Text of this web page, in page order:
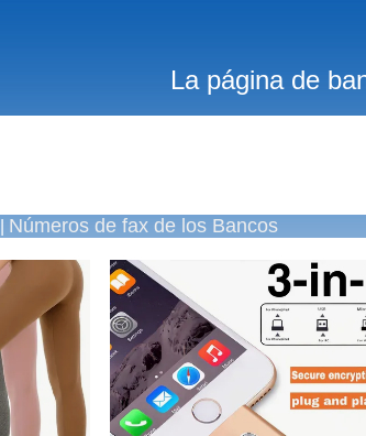
La página de
Números de fax de los Bancos